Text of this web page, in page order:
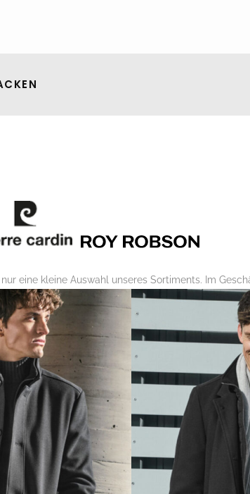
eine kleine Auswahl unseres Sortiments. Im